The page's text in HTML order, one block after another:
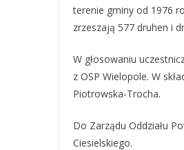
terenie gminy od 1976
zrzeszają 577 druhen i
W głosowaniu
z OSP Wielopole. W
Piotrowska-Trocha.
Do Zarządu Oddziału
Ciesielskiego.